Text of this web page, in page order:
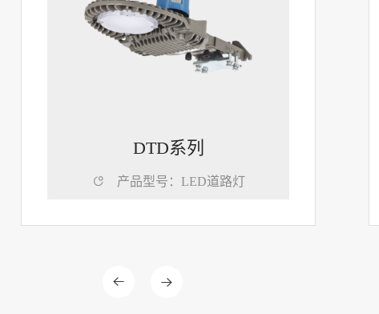
DTD系列
 产品型号：LED道路灯
 